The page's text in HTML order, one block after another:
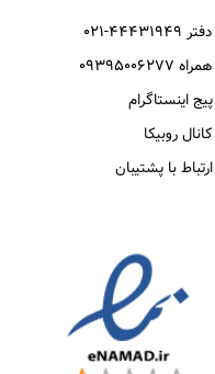
دفتر ۴۴۴۳۱۹۴۹-۰۲۱
همراه ۰۹۳۹۵۰۰۶۲۷۷
پیج اینستاگرام
کانال روبیکا
ارتباط با پشتیبان